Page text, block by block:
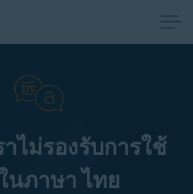
ไม่รองรับการใช้
นภาษา ไทย